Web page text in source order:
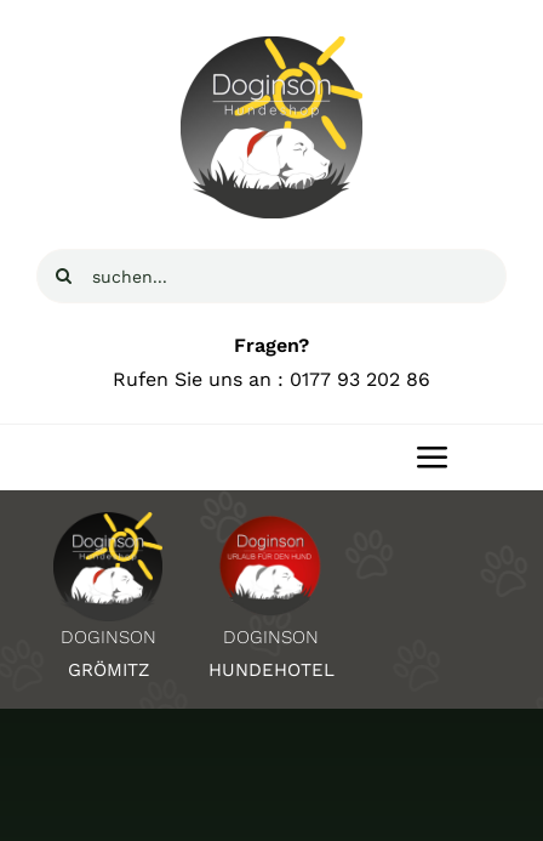
Suche
Fragen?
Rufen Sie uns an : 0177 93 202 86
Toggle
Home
Über Uns
DOGINSON
GRÖMITZ
DOGINSON
HUNDEHOTEL